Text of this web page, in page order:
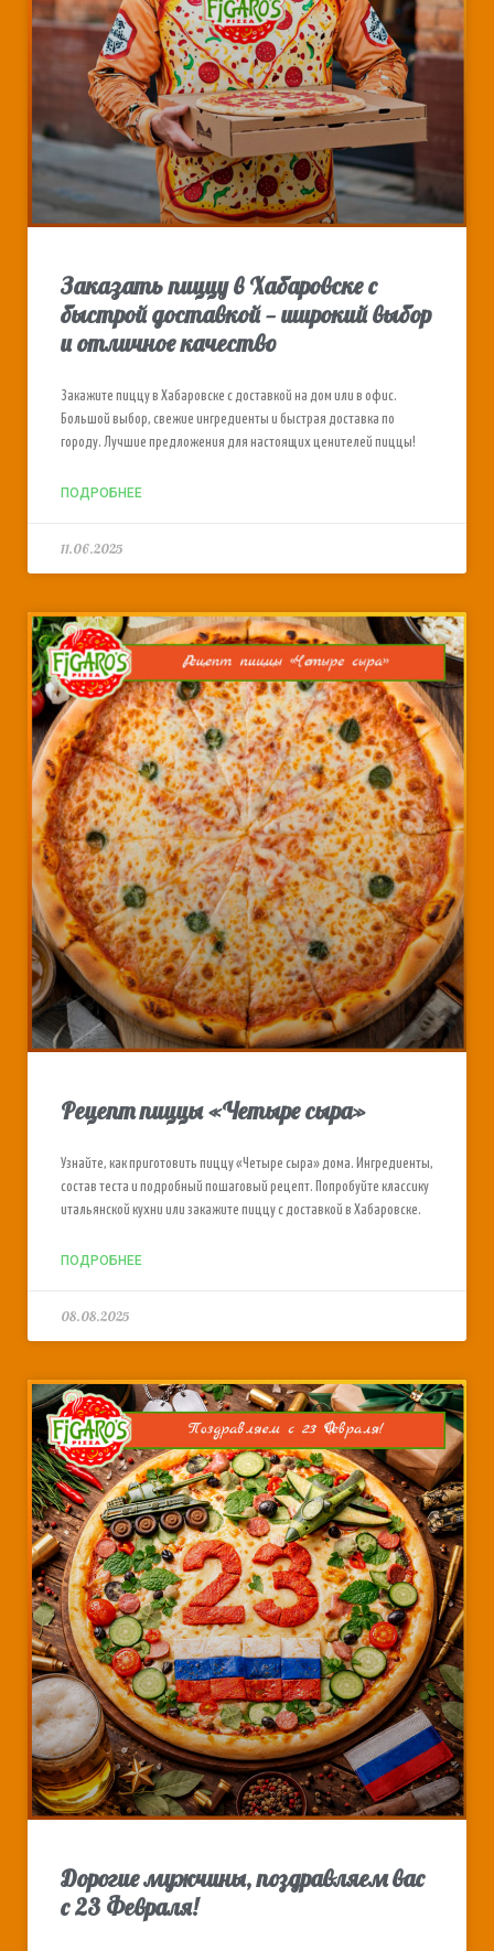
Заказать пиццу в Хабаровске с
быстрой доставкой — широкий выбор
и отличное качество
Закажите пиццу в Хабаровске с доставкой на дом или в офис.
Большой выбор, свежие ингредиенты и быстрая доставка по
городу. Лучшие предложения для настоящих ценителей пиццы!
ПОДРОБНЕЕ
11.06.2025
Рецепт пиццы «Четыре сыра»
Узнайте, как приготовить пиццу «Четыре сыра» дома. Ингредиенты,
состав теста и подробный пошаговый рецепт. Попробуйте классику
итальянской кухни или закажите пиццу с доставкой в Хабаровске.
ПОДРОБНЕЕ
08.08.2025
Дорогие мужчины, поздравляем вас
с 23 Февраля!